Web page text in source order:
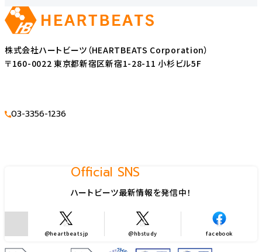
株式会社ハートビーツ（HEARTBEATS Corporation）
〒160-0022 東京都新宿区新宿1-28-11 小杉ビル5F
03-3356-1236
Official SNS
ハートビーツ最新情報を発信中！
@heartbeatsjp @hbstudy facebook